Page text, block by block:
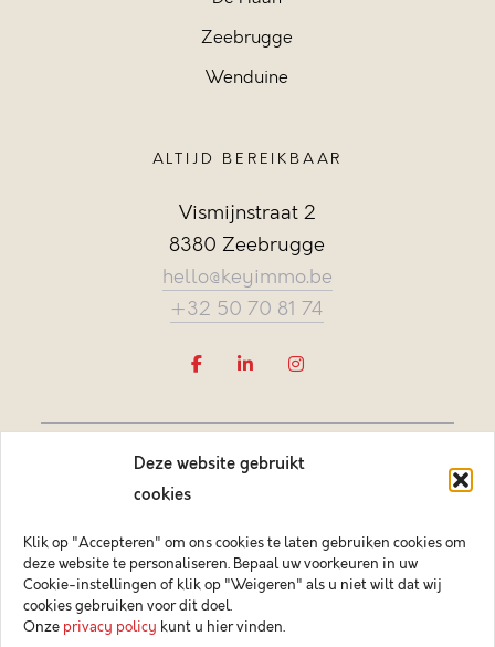
Deze website gebruikt
cookies
Klik op "Accepteren" om ons cookies te laten gebruiken cookies om
deze website te personaliseren. Bepaal uw voorkeuren in uw
Cookie-instellingen of klik op "Weigeren" als u niet wilt dat wij
cookies gebruiken voor dit doel.
Onze privacy policy kunt u hier vinden.
Zeebrugge
Wenduine
ALTIJD BEREIKBAAR
Vismijnstraat 2
8380 Zeebrugge
hello@keyimmo.be
+32 50 70 81 74
Vastgoedmakelaar-bemiddelaar BIV België BIV 505084
Ondernemingsnummer BTW-BE 0878.744.081 BA &
borgstelling via NV AXA Belgium (polisnr. 730.390.160)